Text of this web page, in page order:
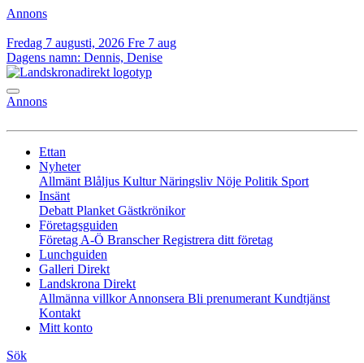
Annons
Fredag 7 augusti, 2026 Fre 7 aug
Dagens namn: Dennis, Denise
Annons
Ettan
Nyheter
Allmänt Blåljus KulturNäringsliv Nöje Politik Sport
Insänt
Debatt Planket Gästkrönikor
Företagsguiden
Företag A-Ö BranscherRegistrera ditt företag
Lunchguiden
Galleri Direkt
Landskrona Direkt
Allmänna villkorAnnonsera Bli prenumerant Kundtjänst
Kontakt
Mitt konto
Sök